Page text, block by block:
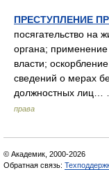
ПРЕСТУПЛЕНИЕ
посягательство на
органа;
власти;
сведений о мерах
должностных
права
© Академик, 2000-2026
Обратная связь: